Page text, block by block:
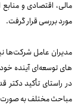
مالی، اقتصادی و
مورد بررسی قرار گرفت.
مدیران عامل شرکت‌ها
های توسعه‌ای آینده
در راستای تأکید
مباحث مختلف به صورت